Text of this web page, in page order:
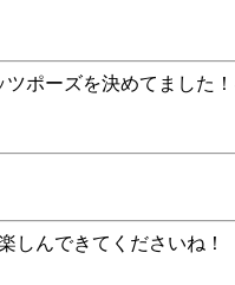
ポーズを決めてました
しんできてくださいね！